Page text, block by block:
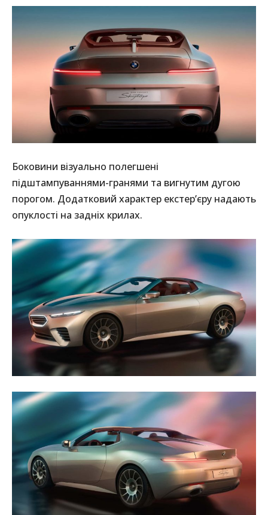
Боковини візуально полегшені
підштампуваннями-гранями та вигнутим дугою
порогом. Додатковий характер екстер’єру надають
опуклості на задніх крилах.